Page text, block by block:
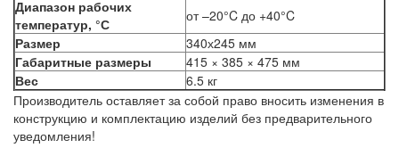
Диапазон рабочих
температур, °С
от –20°C до +40°C
Размер
340х245 мм
Габаритные размеры
415 × 385 × 475 мм
Вес
6.5 кг
Производитель оставляет за собой право вносить изменения в
конструкцию и комплектацию изделий без предварительного
уведомления!